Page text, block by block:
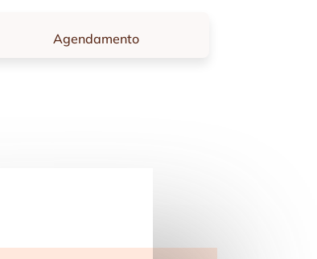
Agendamento